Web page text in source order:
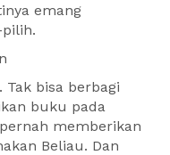
emang
Tak bisa berbagi
buku pada
memberikan
Beliau. Dan